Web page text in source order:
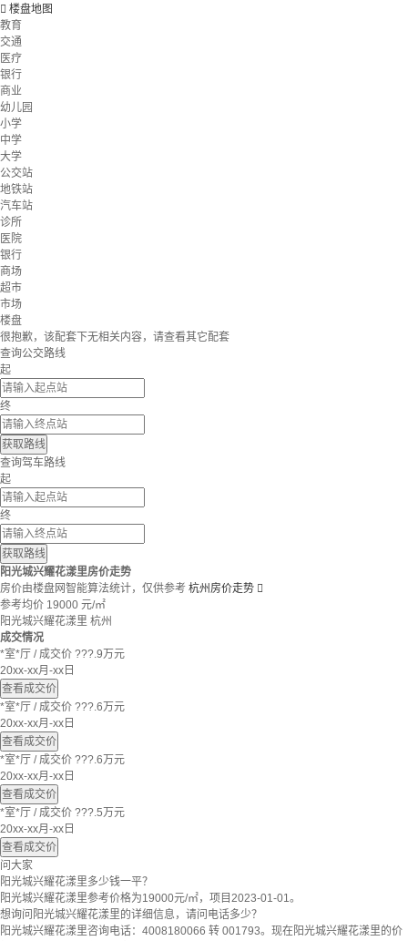
 楼盘地图
教育
交通
医疗
银行
商业
幼儿园
小学
中学
大学
公交站
地铁站
汽车站
诊所
医院
银行
商场
超市
市场
楼盘
很抱歉，该配套下无相关内容，请查看其它配套
查询公交路线
起
终
获取路线
查询驾车路线
起
终
获取路线
阳光城兴耀花漾里房价走势
房价由楼盘网智能算法统计，仅供参考 杭州房价走势 
参考均价 19000 元/㎡
阳光城兴耀花漾里 杭州
成交情况
*室*厅 / 成交价 ???.9万元
20xx-xx月-xx日
查看成交价
*室*厅 / 成交价 ???.6万元
20xx-xx月-xx日
查看成交价
*室*厅 / 成交价 ???.6万元
20xx-xx月-xx日
查看成交价
*室*厅 / 成交价 ???.5万元
20xx-xx月-xx日
查看成交价
问大家
阳光城兴耀花漾里多少钱一平？
阳光城兴耀花漾里参考价格为19000元/㎡，项目2023-01-01。
想询问阳光城兴耀花漾里的详细信息，请问电话多少？
阳光城兴耀花漾里咨询电话：4008180066 转 001793。现在阳光城兴耀花漾里的价